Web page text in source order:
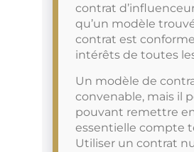
contrat
qu’un modèle
contrat est
intérêts de toutes
Un modèle de
convenable, mais il
pouvant remettre
essentielle compte
Utiliser un contrat